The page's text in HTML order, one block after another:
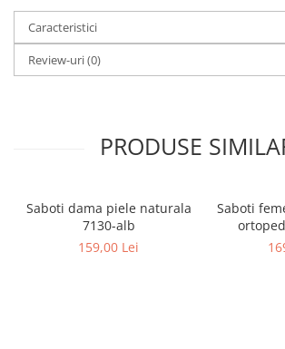
Caracteristici
Review-uri(0)
PRODUSE
Saboti dama piele naturala
7130-alb
159,00 Lei
Saboti